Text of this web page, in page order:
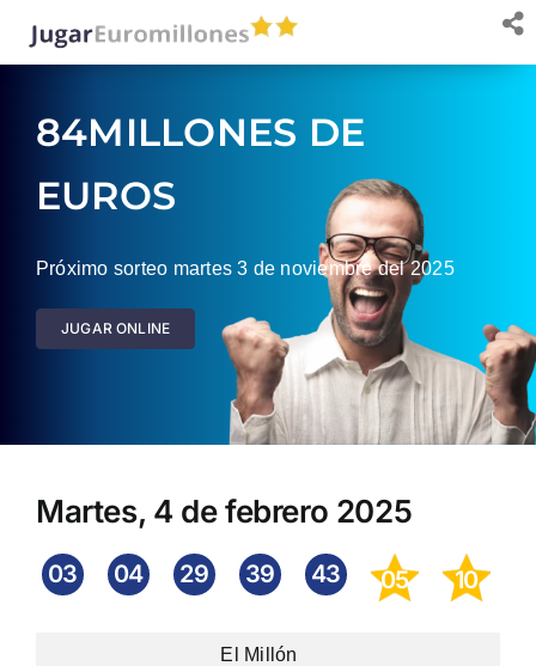
84MILLONES DE
EUROS
Próximo sorteo martes 3 de noviembre del 2025
JUGAR ONLINE
Martes, 4 de febrero 2025
03 04 29 39 43 05 10
El Millón